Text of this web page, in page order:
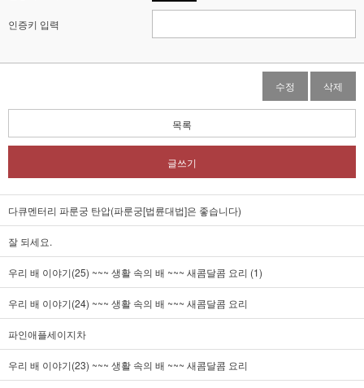
인증키 입력
수정 삭제
목록
글쓰기
다큐멘터리 파룬궁 탄압(파룬궁[법륜대법]은 좋습니다)
잘 되세요.
우리 배 이야기(25) ~~~ 생활 속의 배 ~~~ 새콤달콤 요리 (1)
우리 배 이야기(24) ~~~ 생활 속의 배 ~~~ 새콤달콤 요리
파인애플세이지차
우리 배 이야기(23) ~~~ 생활 속의 배 ~~~ 새콤달콤 요리